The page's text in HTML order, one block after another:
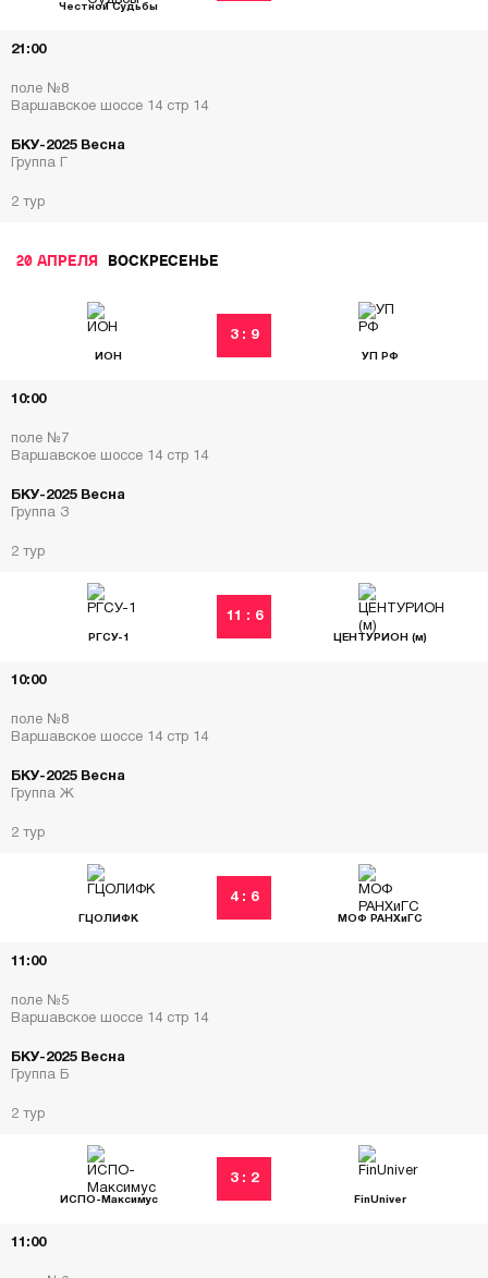
21:00
поле №8
Варшавское шоссе 14 стр 14
2 тур
Честной Судьбы
БКУ-2025 Весна
Группа Г
20 АПРЕЛЯ ВОСКРЕСЕНЬЕ
10:00
поле №7
Варшавское шоссе 14 стр 14
2 тур
ИОН
3 : 9
УП РФ
БКУ-2025 Весна
Группа З
10:00
поле №8
Варшавское шоссе 14 стр 14
2 тур
РГСУ-1
11 : 6
ЦЕНТУРИОН (м)
БКУ-2025 Весна
Группа Ж
11:00
поле №5
Варшавское шоссе 14 стр 14
2 тур
ГЦОЛИФК
4 : 6
МОФ РАНХиГС
БКУ-2025 Весна
Группа Б
11:00
ИСПО-Максимус
3 : 2
FinUniver